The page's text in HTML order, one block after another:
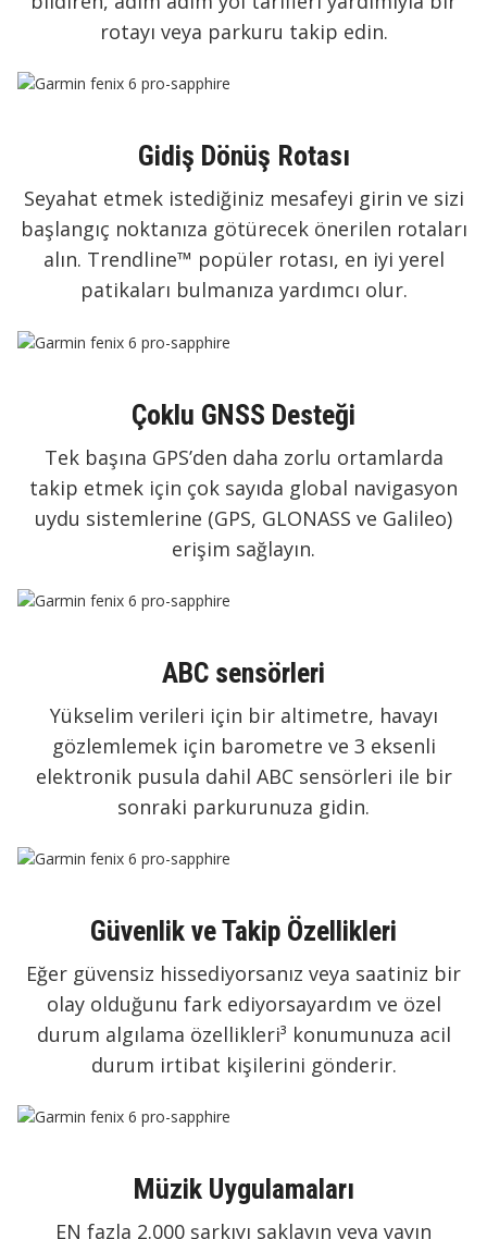
rotayı veya parkuru takip edin.
Gidiş Dönüş Rotası
Seyahat etmek istediğiniz mesafeyi girin ve sizi
başlangıç noktanıza götürecek önerilen rotaları
alın. Trendline™ popüler rotası, en iyi yerel
patikaları bulmanıza yardımcı olur.
Çoklu GNSS Desteği
Tek başına GPS’den daha zorlu ortamlarda
takip etmek için çok sayıda global navigasyon
uydu sistemlerine (GPS, GLONASS ve Galileo)
erişim sağlayın.
ABC sensörleri
Yükselim verileri için bir altimetre, havayı
gözlemlemek için barometre ve 3 eksenli
elektronik pusula dahil ABC sensörleri ile bir
sonraki parkurunuza gidin.
Güvenlik ve Takip Özellikleri
Eğer güvensiz hissediyorsanız veya saatiniz bir
olay olduğunu fark ediyorsayardım ve özel
durum algılama özellikleri³ konumunuza acil
durum irtibat kişilerini gönderir.
Müzik Uygulamaları
EN fazla 2.000 şarkıyı saklayın veya yayın